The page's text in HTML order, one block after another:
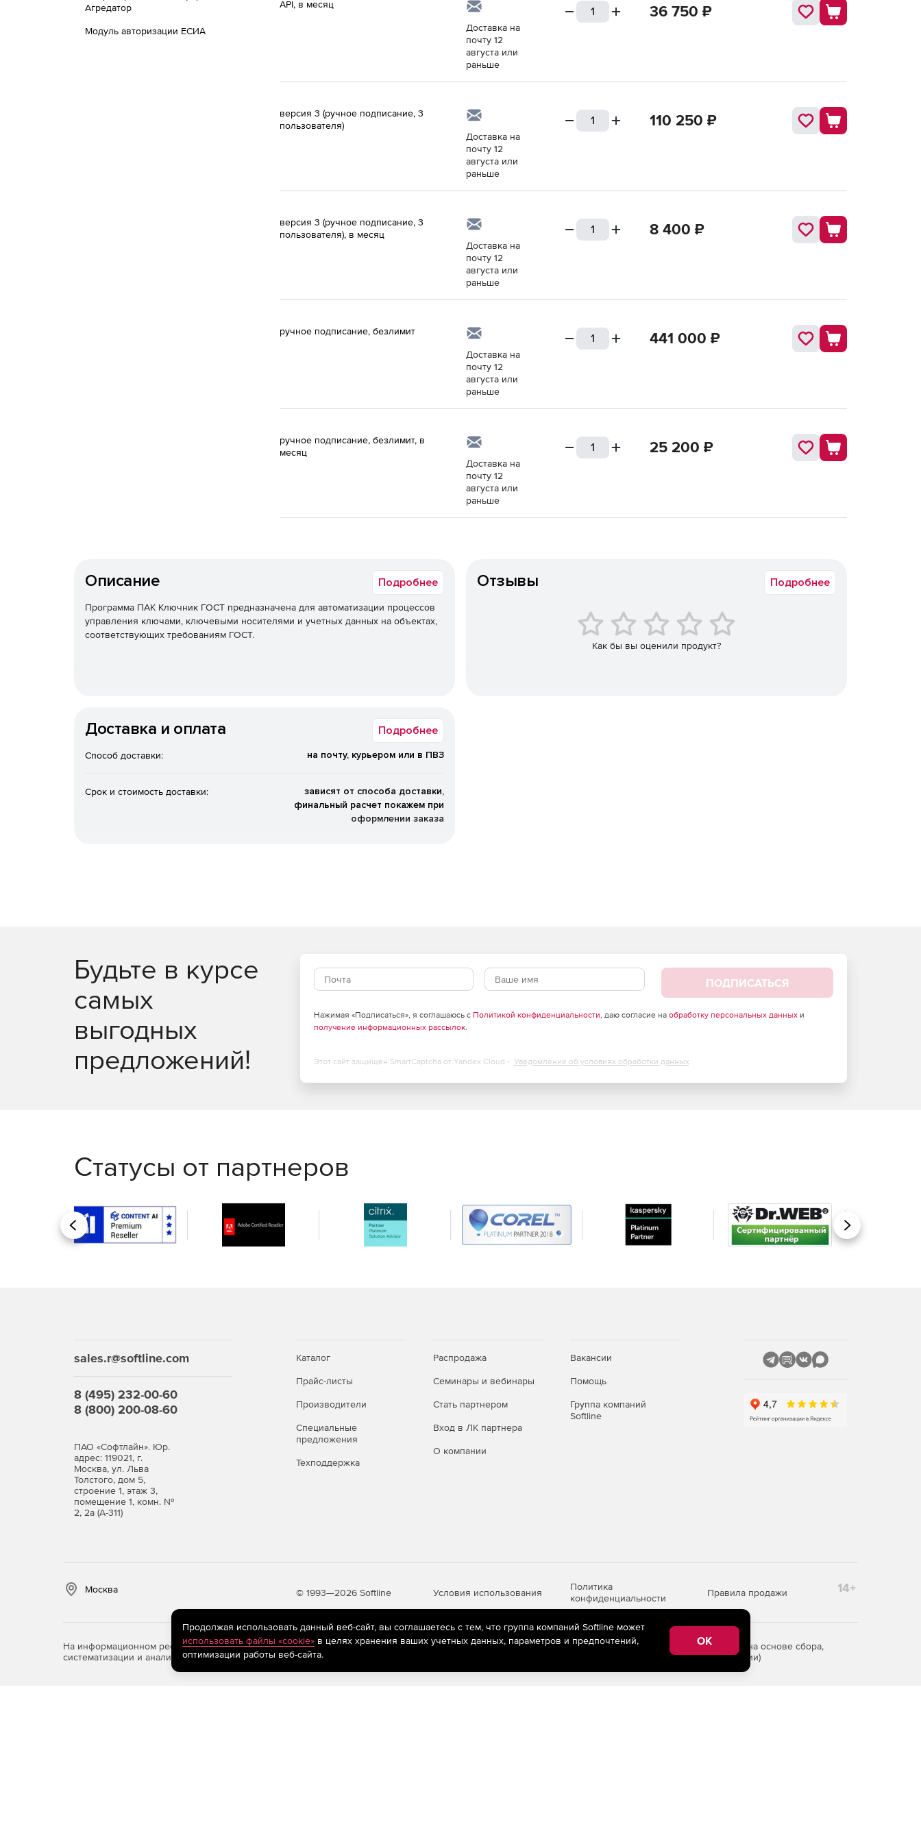
Агредатор
Модуль авторизации ЕСИА
API, в месяц
Доставка на
почту 12
августа или
раньше
36 750 ₽
версия 3 (ручное подписание, 3
пользователя)
Доставка на
почту 12
августа или
раньше
110 250 ₽
версия 3 (ручное подписание, 3
пользователя), в месяц
Доставка на
почту 12
августа или
раньше
8 400 ₽
ручное подписание, безлимит
Доставка на
почту 12
августа или
раньше
441 000 ₽
ручное подписание, безлимит, в
месяц
Доставка на
почту 12
августа или
раньше
25 200 ₽
Описание Подробнее
Программа ПАК Ключник ГОСТ предназначена для автоматизации процессов
управления ключами, ключевыми носителями и учетных данных на объектах,
соответствующих требованиям ГОСТ.
Отзывы Подробнее
Как бы вы оценили продукт?
Доставка и оплата Подробнее
Способ доставки: на почту, курьером или в ПВЗ
Срок и стоимость доставки:
зависят от способа доставки,
финальный расчет покажем при
оформлении заказа
Будьте в курсе
самых
выгодных
предложений!
ПОДПИСАТЬСЯ
Нажимая «Подписаться», я соглашаюсь с Политикой конфиденциальности, даю согласие на обработку персональных данныхи
получение информационных рассылок.
Этот сайт защищен SmartCaptcha от Yandex Cloud - Уведомление об условиях обработки данных
Статусы от партнеров
Назад Вперед
sales.r@softline.com
8 (495) 232-00-60
8 (800) 200-08-60
ПАО «Софтлайн». Юр.
адрес: 119021, г.
Москва, ул. Льва
Толстого, дом 5,
строение 1, этаж 3,
помещение 1, комн. №
2, 2а (А-311)
Каталог
Прайс-листы
Производители
Специальные
предложения
Техподдержка
Распродажа
Семинары и вебинары
Стать партнером
Вход в ЛК партнера
О компании
Вакансии
Помощь
Группа компаний
Softline
Москва © 1993—2026 Softline Условия использования
Политика
конфиденциальности
Правила продажи 14+
На информационном ресурсе store.softline.ru применяютсярекомендательные технологии (информационные технологии предоставления информации на основе сбора,
систематизации и анализа сведений, относящихся к предпочтениям пользователей сети «Интернет», находящихся на территории Российской Федерации)
Продолжая использовать данный веб-сайт, вы соглашаетесь с тем, что группа компаний Softline может
использовать файлы «cookie»в целях хранения ваших учетных данных, параметров и предпочтений,
оптимизации работы веб-сайта.
OK